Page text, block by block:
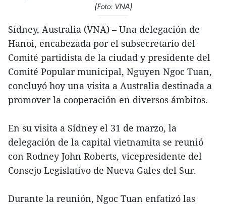
(Foto: VNA)
Sídney, Australia (VNA) – Una delegación de
Hanoi, encabezada por el subsecretario del
Comité partidista de la ciudad y presidente del
Comité Popular municipal, Nguyen Ngoc Tuan,
concluyó hoy una visita a Australia destinada a
promover la cooperación en diversos ámbitos.
En su visita a Sídney el 31 de marzo, la
delegación de la capital vietnamita se reunió
con Rodney John Roberts, vicepresidente del
Consejo Legislativo de Nueva Gales del Sur.
Durante la reunión, Ngoc Tuan enfatizó las